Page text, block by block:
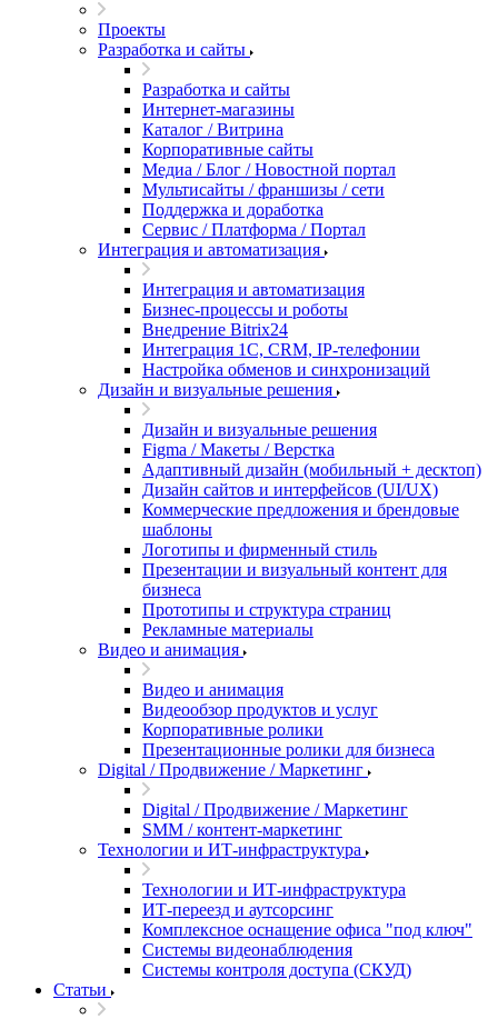
Проекты
Разработка и сайты
Разработка и сайты
Интернет-магазины
Каталог / Витрина
Корпоративные сайты
Медиа / Блог / Новостной портал
Мультисайты / франшизы / сети
Поддержка и доработка
Сервис / Платформа / Портал
Интеграция и автоматизация
Интеграция и автоматизация
Бизнес-процессы и роботы
Внедрение Bitrix24
Интеграция 1С, CRM, IP-телефонии
Настройка обменов и синхронизаций
Дизайн и визуальные решения
Дизайн и визуальные решения
Figma / Макеты / Верстка
Адаптивный дизайн (мобильный + десктоп)
Дизайн сайтов и интерфейсов (UI/UX)
Коммерческие предложения и брендовые
шаблоны
Логотипы и фирменный стиль
Презентации и визуальный контент для
бизнеса
Прототипы и структура страниц
Рекламные материалы
Видео и анимация
Видео и анимация
Видеообзор продуктов и услуг
Корпоративные ролики
Презентационные ролики для бизнеса
Digital / Продвижение / Маркетинг
Digital / Продвижение / Маркетинг
SMM / контент-маркетинг
Технологии и ИТ-инфраструктура
Технологии и ИТ-инфраструктура
ИТ-переезд и аутсорсинг
Комплексное оснащение офиса "под ключ"
Системы видеонаблюдения
Системы контроля доступа (СКУД)
Статьи